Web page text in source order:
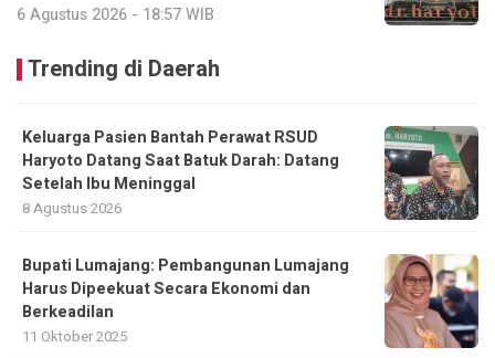
6 Agustus 2026 - 18:57 WIB
Trending di Daerah
Keluarga Pasien Bantah Perawat RSUD
Haryoto Datang Saat Batuk Darah: Datang
Setelah Ibu Meninggal
8 Agustus 2026
Bupati Lumajang: Pembangunan Lumajang
Harus Dipeekuat Secara Ekonomi dan
Berkeadilan
11 Oktober 2025